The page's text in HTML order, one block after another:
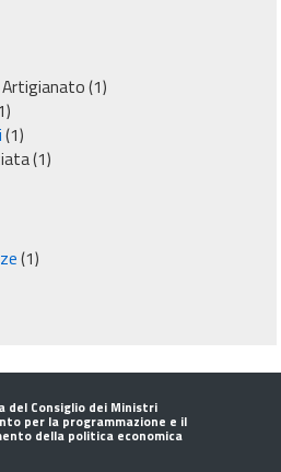
Artigianato(1)
(1)
(1)
(1)
del Consiglio dei Ministri
per la programmazione e il
della politica economica